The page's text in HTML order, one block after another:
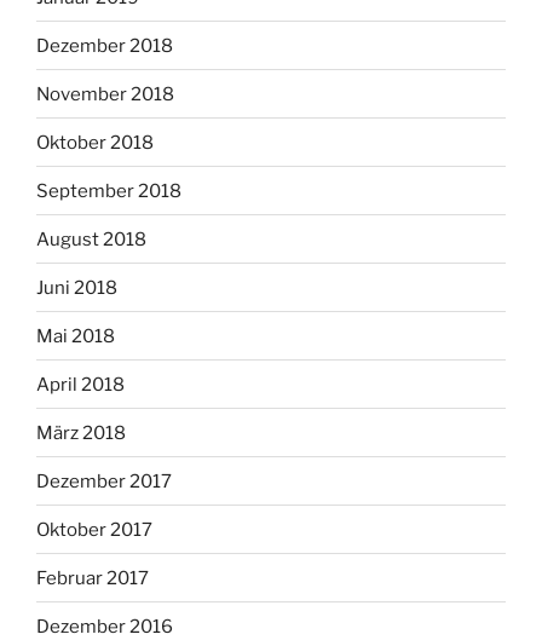
Dezember 2018
November 2018
Oktober 2018
September 2018
August 2018
Juni 2018
Mai 2018
April 2018
März 2018
Dezember 2017
Oktober 2017
Februar 2017
Dezember 2016